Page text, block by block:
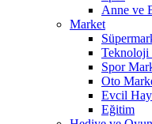
Anne ve
Market
Teknoloji
Spor
Oto
Evcil
Eğitim